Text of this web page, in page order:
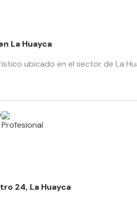
La Huayca
ubicado en el sector de La
24, La Huayca